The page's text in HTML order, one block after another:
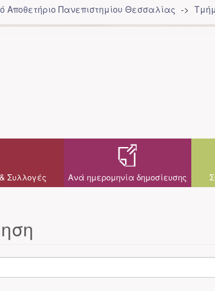
Αποθετήριο Πανεπιστημίου Θεσσαλίας
Συλλογές Ανά ημερομηνία δημοσίευσης